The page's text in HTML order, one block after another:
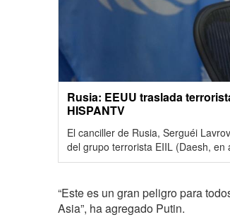
Rusia: EEUU traslada
HISPANTV
El canciller de Rusia, Serguéi
del grupo terrorista EIIL (Daesh, en
“Este es un gran peligro para
Asia”, ha agregado Putin.